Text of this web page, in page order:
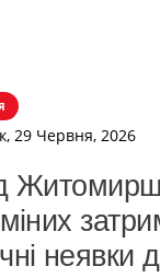
29 Червня, 2026
неявки